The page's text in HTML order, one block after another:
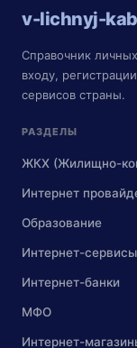
v-lichnyj-
Справочник
входу,
сервисов страны.
РАЗДЕЛЫ
ЖКХ (Жилищно-
Интернет
Образование
Интернет-сервисы
Интернет-банки
МФО
Интернет-